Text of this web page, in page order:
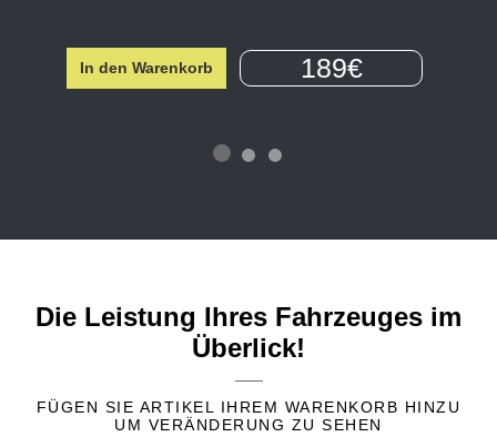
In den Warenkorb 189€
Die Leistung Ihres Fahrzeuges im
Überlick!
FÜGEN SIE ARTIKEL IHREM WARENKORB HINZU
UM VERÄNDERUNG ZU SEHEN